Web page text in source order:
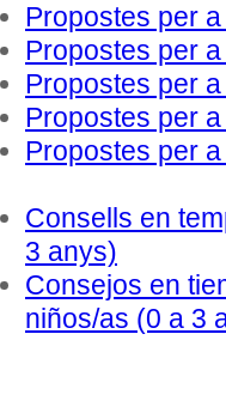
Propostes per
Propostes per
Propostes per
Propostes per
Propostes per
Consells en
3 anys)
Consejos en
niños/as (0 a 3